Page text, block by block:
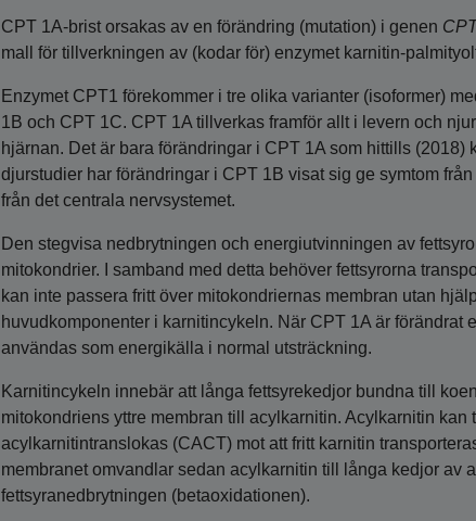
CPT 1A-brist orsakas av en förändring (mutation) i genen
mall för tillverkningen av (kodar för) enzymet karnitin-
Enzymet CPT1 förekommer i tre olika varianter (isoformer)
1B och CPT 1C. CPT 1A tillverkas framför allt i levern och
hjärnan. Det är bara förändringar i CPT 1A som hittills (2018)
djurstudier har förändringar i CPT 1B visat sig ge symtom
från det centrala nervsystemet.
Den stegvisa nedbrytningen och energiutvinningen av
mitokondrier. I samband med detta behöver fettsyrorna
kan inte passera fritt över mitokondriernas membran utan
huvudkomponenter i karnitincykeln. När CPT 1A är förändrat
användas som energikälla i normal utsträckning.
Karnitincykeln innebär att långa fettsyrekedjor bundna till
mitokondriens yttre membran till acylkarnitin. Acylkarnitin
acylkarnitintranslokas (CACT) mot att fritt karnitin
membranet omvandlar sedan acylkarnitin till långa kedjor av
fettsyranedbrytningen (betaoxidationen).